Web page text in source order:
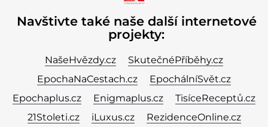
Navštivte také naše další internetové
projekty:
NašeHvězdy.cz
SkutečnéPříběhy.cz
EpochaNaCestach.cz
EpochálníSvět.cz
Epochaplus.cz
Enigmaplus.cz
TisíceReceptů.cz
21Stoleti.cz
iLuxus.cz
RezidenceOnline.cz